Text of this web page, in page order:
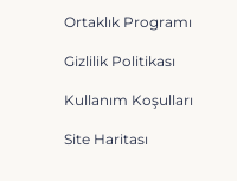
Ortaklık Programı
Gizlilik Politikası
Kullanım Koşulları
Site Haritası